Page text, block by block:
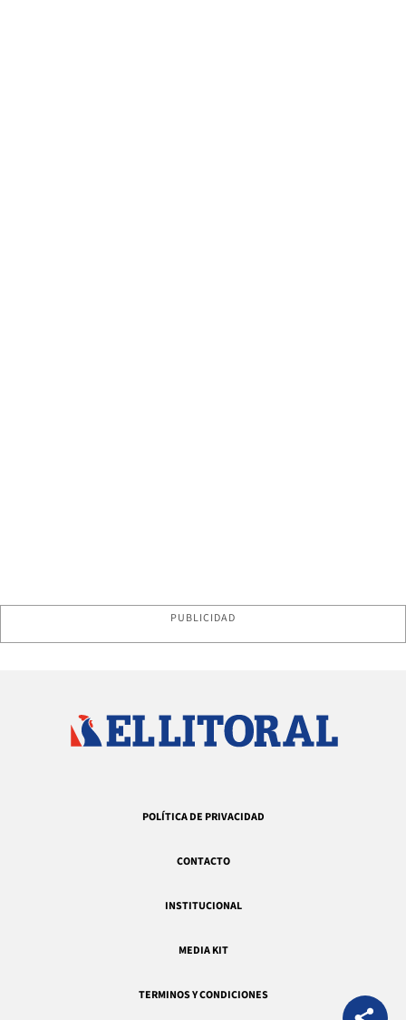
PUBLICIDAD
POLÍTICA DE PRIVACIDAD
CONTACTO
INSTITUCIONAL
MEDIA KIT
TERMINOS Y CONDICIONES